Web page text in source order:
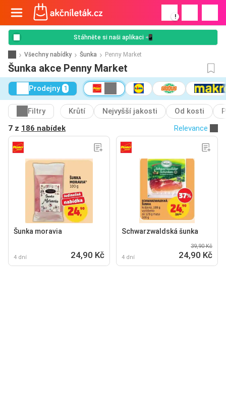
!
Stáhněte si naši aplikaci 📲
Všechny nabídky Šunka Penny Market
Šunka akce Penny Market
Prodejny 1
Filtry Krůtí Nejvyšší jakosti Od kosti
7 z 186 nabídek Relevance
Šunka moravia
4 dní 24,90 Kč
Schwarzwaldská šunka
4 dní
39,90 Kč
24,90 Kč